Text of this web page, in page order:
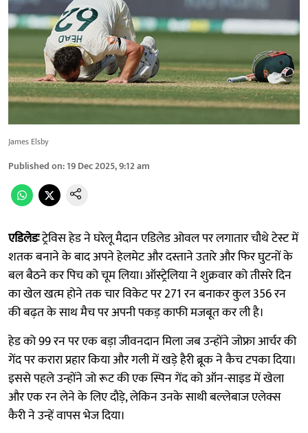
James Elsby
Published on:19 Dec 2025, 9:12 am
एडिलेडःट्रेविस हेड ने घरेलू मैदान एडिलेड ओवल पर लगातार चौथे टेस्ट में
शतक बनाने के बाद अपने हेलमेट और दस्ताने उतारे और फिर घुटनों के
बल बैठने कर पिच को चूम लिया। ऑस्ट्रेलिया ने शुक्रवार को तीसरे दिन
का खेल खत्म होने तक चार विकेट पर 271 रन बनाकर कुल 356 रन
की बढ़त के साथ मैच पर अपनी पकड़ काफी मजबूत कर ली है।
हेड को 99 रन पर एक बड़ा जीवनदान मिला जब उन्होंने जोफ्रा आर्चर की
गेंद पर करारा प्रहार किया और गली में खड़े हैरी ब्रूक ने कैच टपका दिया।
इससे पहले उन्होंने जो रूट की एक स्पिन गेंद को ऑन-साइड में खेला
और एक रन लेने के लिए दौड़े, लेकिन उनके साथी बल्लेबाज एलेक्स
कैरी ने उन्हें वापस भेज दिया।